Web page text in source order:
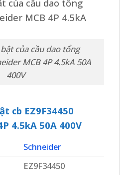
của cầu dao tổng
MCB 4P 4.5kA 50A
400V
cb EZ9F34450
4.5kA 50A 400V
Schneider
EZ9F34450